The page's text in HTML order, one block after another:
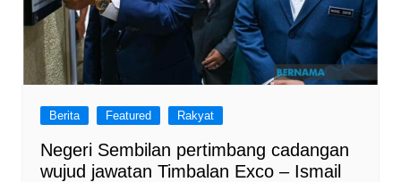
Berita Featured Rakyat
Negeri Sembilan pertimbang cadangan
wujud jawatan Timbalan Exco – Ismail